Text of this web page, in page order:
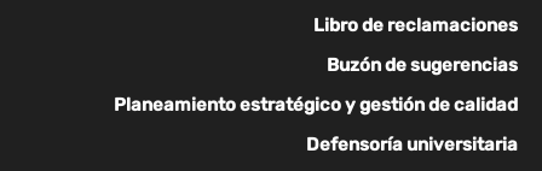
Libro de reclamaciones
Buzón de sugerencias
Planeamiento estratégico y gestión de calidad
Defensoría universitaria